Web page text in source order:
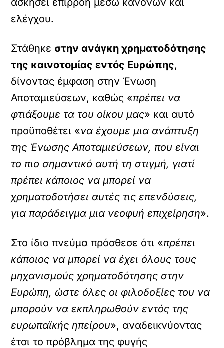
ασκήσει επιρροή μέσω κανόνων και
ελέγχου.
Στάθηκε στην ανάγκη χρηματοδότησης
της καινοτομίας εντός Ευρώπης,
δίνοντας έμφαση στην Ένωση
Αποταμιεύσεων, καθώς «πρέπει να
φτιάξουμε τα του οίκου μας» και αυτό
προϋποθέτει «να έχουμε μια ανάπτυξη
της Ένωσης Αποταμιεύσεων, που είναι
το πιο σημαντικό αυτή τη στιγμή, γιατί
πρέπει κάποιος να μπορεί να
χρηματοδοτήσει αυτές τις επενδύσεις,
για παράδειγμα μια νεοφυή επιχείρηση».
Στο ίδιο πνεύμα πρόσθεσε ότι «πρέπει
κάποιος να μπορεί να έχει όλους τους
μηχανισμούς χρηματοδότησης στην
Ευρώπη, ώστε όλες οι φιλοδοξίες του να
μπορούν να εκπληρωθούν εντός της
ευρωπαϊκής ηπείρου», αναδεικνύοντας
έτσι το πρόβλημα της φυγής